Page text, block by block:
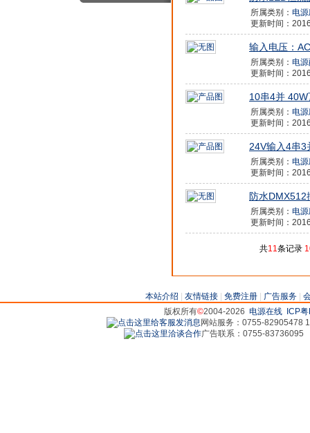
所属类别： 电
更新时间：
输入电压：
所属类别： 电
更新时间：
10串4并
所属类别： 电
更新时间：
24V输入4串
所属类别： 电
更新时间：
防水
所属类别： 电
更新时间：
共11条记录
本站介绍 友情链接| 免费注册| 广告服务|
版权所有©2004-2026 电源在线
ICP
网站服务：0755-82905478
广告联系：0755-83736095